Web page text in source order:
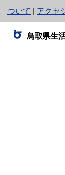
ッ
ついて
アクセ
鳥取県生